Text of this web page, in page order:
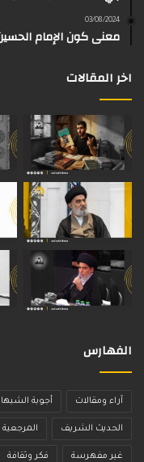
03/08/2024
معنى كون الإمام
اخر المقالات
الفهارس
آراء ومقالات أجوبة
الحديث الشريف المرجعية
غير مفهرسة فكر وثقافة